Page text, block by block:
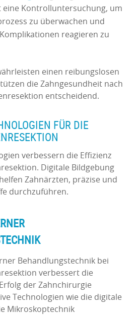
eine Kontrolluntersuchung, um
zu überwachen und
reagieren zu
einen reibungslosen
die Zahngesundheit nach
entscheidend.
FÜR DIE
verbessern die Effizienz
Digitale Bildgebung
Zahnärzten, präzise und
durchzuführen.
Behandlungstechnik bei
verbessert die
der Zahnchirurgie
Technologien wie die digitale
Mikroskoptechnik